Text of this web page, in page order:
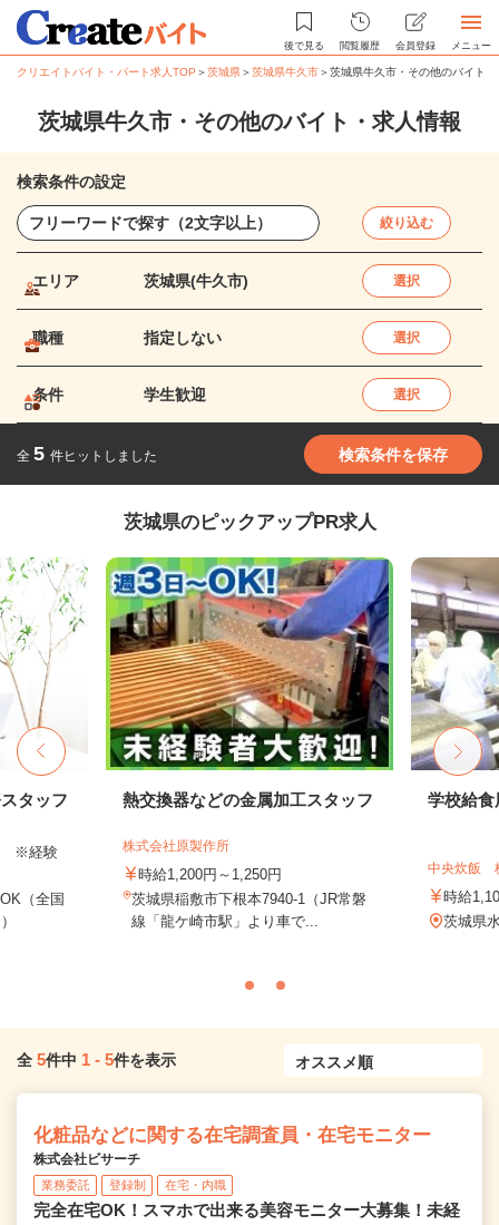
後で見る 閲覧履歴 会員登録 メニュー
クリエイトバイト・パート求人TOP ＞茨城県＞茨城県牛久市＞茨城県牛久市・その他のバイト
茨城県牛久市・その他のバイト・求人情報
検索条件の設定
絞り込む
エリア 茨城県(牛久市) 選択
職種 指定しない 選択
条件 学生歓迎 選択
全 5 件ヒットしました 検索条件を保存
茨城県のピックアップPR求人
タッフ
※経験
（全国
熱交換器などの金属加工スタッフ
株式会社原製作所
時給1,200円～1,250円
茨城県稲敷市下根本7940-1（JR常磐
線「龍ケ崎市駅」より車で...
学校給食
中央炊飯
時給
茨城県
全 5件中 1 - 5件を表示
化粧品などに関する在宅調査員・在宅モニター
株式会社ビサーチ
業務委託 登録制 在宅・内職
完全在宅OK！スマホで出来る美容モニター大募集！未経